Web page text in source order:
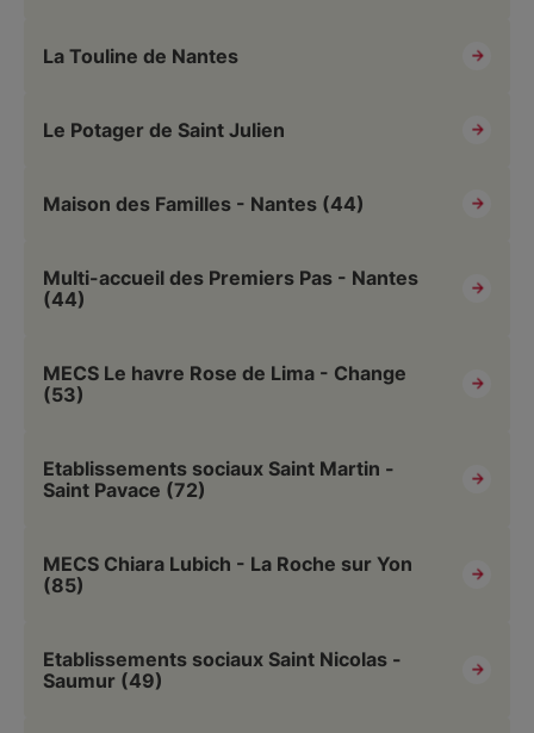
La Touline de Nantes
Le Potager de Saint Julien
Maison des Familles - Nantes (44)
Multi-accueil des Premiers Pas - Nantes
(44)
MECS Le havre Rose de Lima - Change
(53)
Etablissements sociaux Saint Martin -
Saint Pavace (72)
MECS Chiara Lubich - La Roche sur Yon
(85)
Etablissements sociaux Saint Nicolas -
Saumur (49)